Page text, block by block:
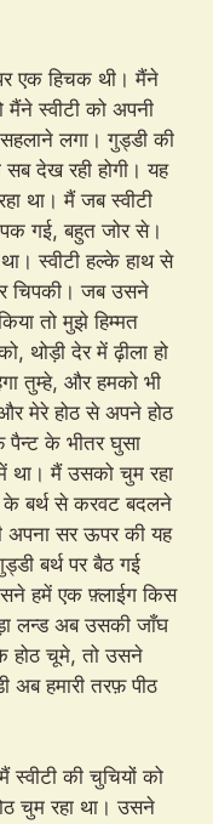
एक हिचक थी। मैंने
स्वीटी को अपनी
लगा। गुड्डी की
सब देख रही होगी। यह
था। मैं जब स्वीटी
गई, बहुत जोर से।
स्वीटी हल्के हाथ से
चिपकी। जब उसने
तो मुझे हिम्मत
थोड़ी देर में ढ़ीला हो
तुम्हे, और हमको भी
मेरे होठ से अपने होठ
पैन्ट के भीतर घुसा
था। मैं उसको चुम रहा
के बर्थ से करवट बदलने
अपना सर ऊपर की यह
बर्थ पर बैठ गई
हमें एक फ़्लाईग किस
लन्ड अब उसकी जाँघ
चूमे, तो उसने
अब हमारी तरफ़ पीठ
की चुचियों को
चुम रहा था। उसने